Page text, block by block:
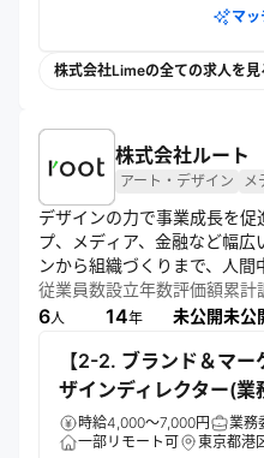
マ
株式会社Limeの全ての求人を見
株式会社ルート
アート・デザイン メ
デザインの力で事業成長を
プ、メディア、金融など幅広
ンから組織づくりまで、人間
で顧客の本質的価値を引き出
Figmaなどのツールを駆使し
従業員数
6人
設立年数
14年
評価額
未公開
累計
未公
【2-2. ブランド＆マ
ザインディレクター(業
時給4,000～7,000円
業務
一部リモート可
東京都港